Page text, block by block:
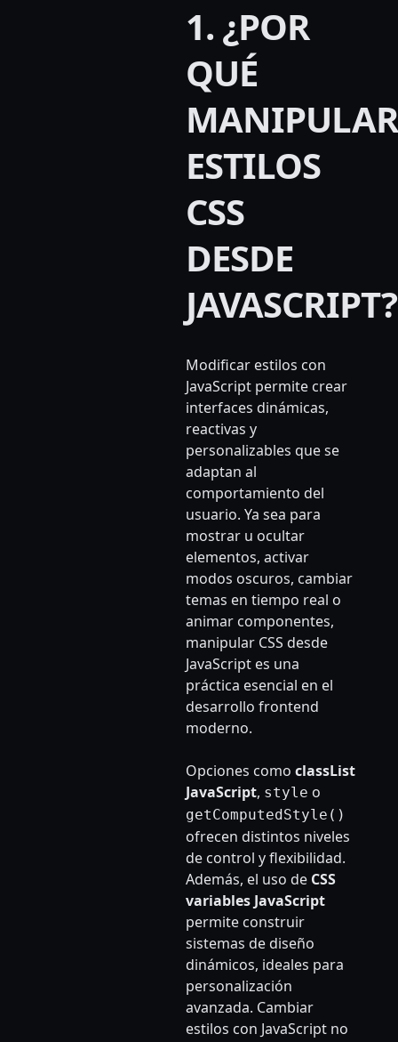
1. ¿POR
QUÉ
MANIPULAR
ESTILOS
CSS
DESDE
JAVASCRIPT?
Modificar estilos con
JavaScript permite crear
interfaces dinámicas,
reactivas y
personalizables que se
adaptan al
comportamiento del
usuario. Ya sea para
mostrar u ocultar
elementos, activar
modos oscuros, cambiar
temas en tiempo real o
animar componentes,
manipular CSS desde
JavaScript es una
práctica esencial en el
desarrollo frontend
moderno.
Opciones como classList
JavaScript, style o
getComputedStyle()
ofrecen distintos niveles
de control y flexibilidad.
Además, el uso de CSS
variables JavaScript
permite construir
sistemas de diseño
dinámicos, ideales para
personalización
avanzada. Cambiar
estilos con JavaScript no